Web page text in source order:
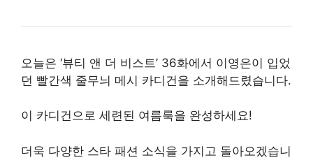
오늘은 ‘뷰티 앤 더 비스트’ 36화에서 이영은이 입었
던 빨간색 줄무늬 메시 카디건을 소개해드렸습니다.
이 카디건으로 세련된 여름룩을 완성하세요!
더욱 다양한 스타 패션 소식을 가지고 돌아오겠습니